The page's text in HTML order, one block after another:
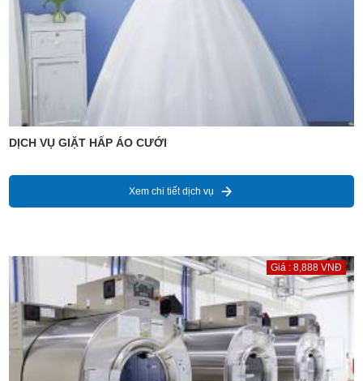
DỊCH VỤ GIẶT HẤP ÁO CƯỚI
Xem chi tiết dịch vụ
Giá : 8,888 VNĐ